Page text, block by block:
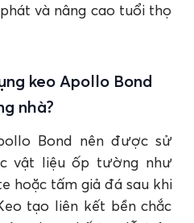
và nâng cao tuổi thọ
keo Apollo Bond
nhà?
Bond nên được sử
vật liệu ốp tường như
hoặc tấm giả đá sau khi
tạo liên kết bền chắc